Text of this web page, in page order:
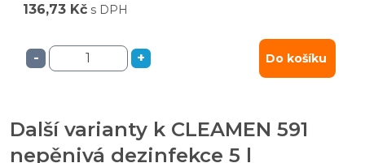
136,73 Kč s DPH
- + Do košíku
Další varianty k CLEAMEN 591
nepěnivá dezinfekce 5 l